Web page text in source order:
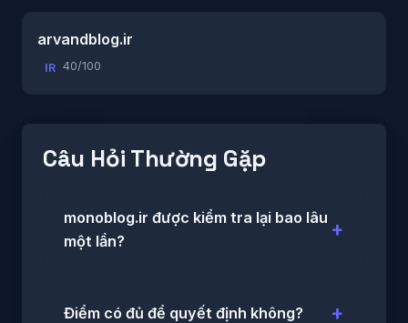
arvandblog.ir
IR 40/100
Câu Hỏi Thường Gặp
monoblog.ir được kiểm tra lại bao lâu
một lần?
Điểm có đủ để quyết định không?